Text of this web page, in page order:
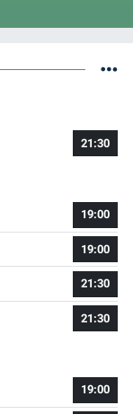
21:30
19:00
19:00
21:30
21:30
19:00